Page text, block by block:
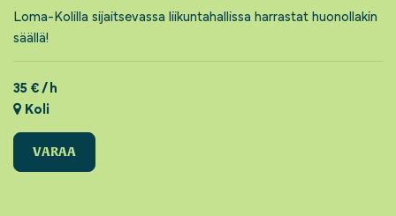
Loma-Kolilla sijaitsevassa liikuntahallissa harrastat huonollakin
säällä!
35 € / h
Koli
VARAA